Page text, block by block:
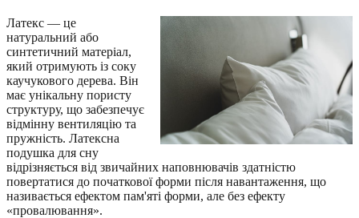
Латекс — це
натуральний або
синтетичний матеріал,
який отримують із соку
каучукового дерева. Він
має унікальну пористу
структуру, що забезпечує
відмінну вентиляцію та
пружність. Латексна
подушка для сну
відрізняється від звичайних наповнювачів здатністю
повертатися до початкової форми після навантаження, що
називається ефектом пам'яті форми, але без ефекту
«провалювання».